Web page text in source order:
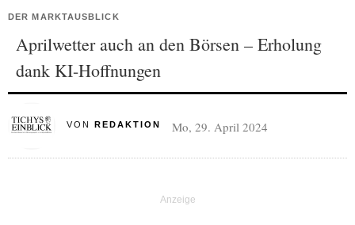
DER MARKTAUSBLICK
Aprilwetter auch an den Börsen – Erholung
dank KI-Hoffnungen
VON REDAKTION Mo, 29. April 2024